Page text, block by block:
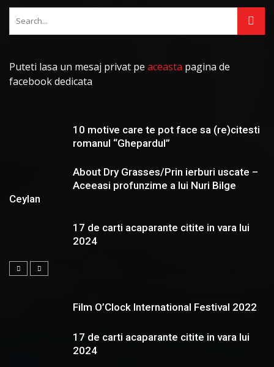
Puteti lasa un mesaj privat pe aceasta pagina de
facebook dedicata
10 motive care te pot face sa (re)citesti
romanul “Ghepardul”
About Dry Grasses/Prin ierburi uscate –
Aceeasi profunzime a lui Nuri Bilge
Ceylan
17 de carti acaparante citite in vara lui
2024
Film O’Clock International Festival 2022
17 de carti acaparante citite in vara lui
2024